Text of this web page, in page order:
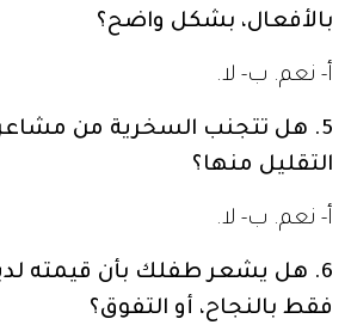
بالأفعال، بشكل واضح؟
أ- نعم. ب- لا.
5. هل تتجنب السخرية من
التقليل منها؟
أ- نعم. ب- لا.
6. هل يشعر طفلك بأن قيمته
فقط بالنجاح، أو التفوق؟